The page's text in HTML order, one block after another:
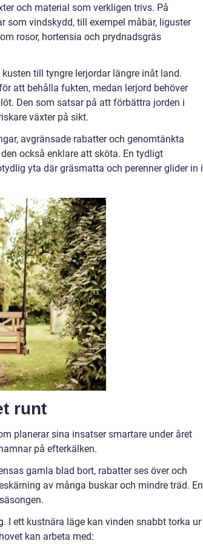
och material som verkligen trivs. På
vindskydd, till exempel måbär, liguster
rosor, hortensia och prydnadsgräs
till tyngre lerjordar längre inåt land.
att behålla fukten, medan lerjord behöver
Den som satsar på att förbättra jorden i
växter på sikt.
avgränsade rabatter och genomtänkta
också enklare att sköta. En tydligt
yta där gräsmatta och perenner glider in i
runt
planerar sina insatser smartare under året
på efterkälken.
gamla blad bort, rabatter ses över och
av många buskar och mindre träd. En
I ett kustnära läge kan vinden snabbt torka ur
kan arbeta med: